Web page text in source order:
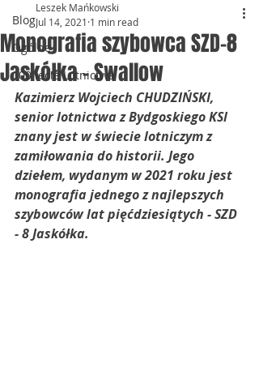
Blog
Ogólne
100 lecie Lotnictwa
Monografia szybowca SZD-8
Jaskółka - Swallow
Leszek Mańkowski
Jul 14, 2021 1 min read
Kazimierz Wojciech CHUDZIŃSKI,
senior lotnictwa z Bydgoskiego KSl
znany jest w świecie lotniczym z
zamiłowania do historii. Jego
dziełem, wydanym w 2021 roku jest
monografia jednego z najlepszych
szybowców lat pięćdziesiątych - SZD
- 8 Jaskółka.